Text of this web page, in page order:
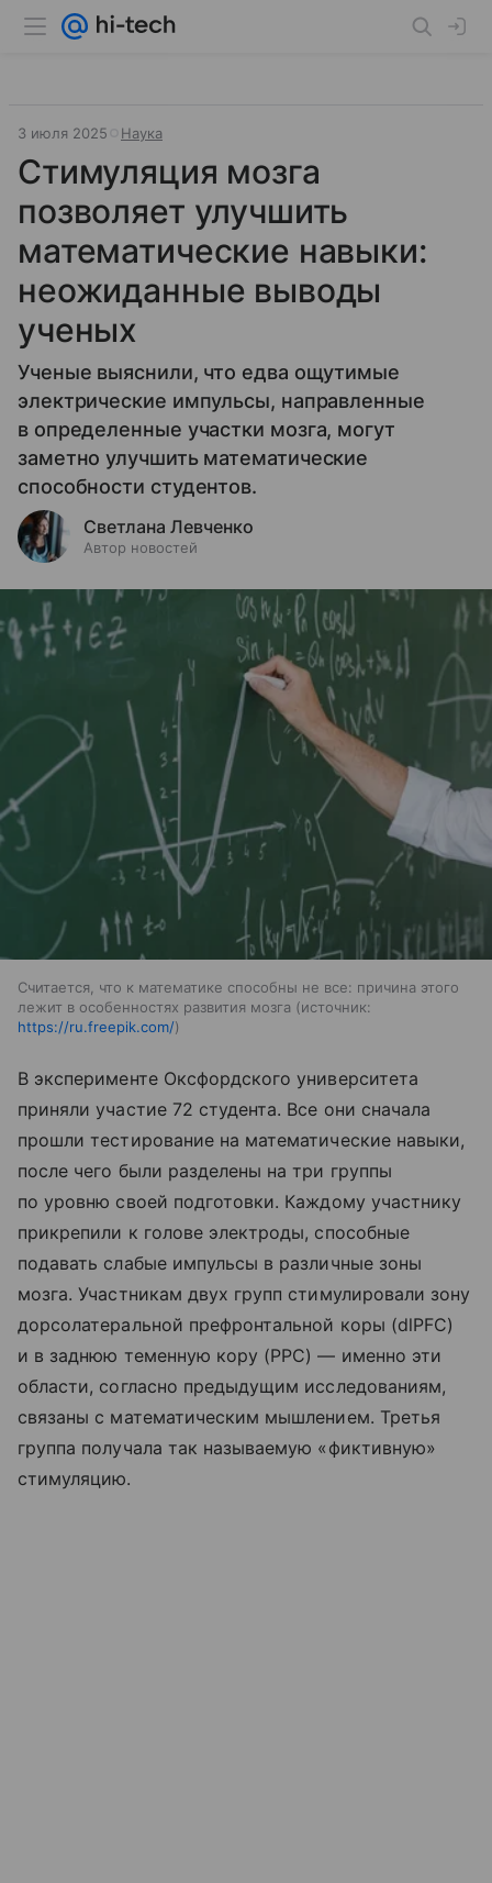
3 июля 2025 Наука
Стимуляция мозга
позволяет улучшить
математические навыки:
неожиданные выводы
ученых
Ученые выяснили, что едва ощутимые
электрические импульсы, направленные
в определенные участки мозга, могут
заметно улучшить математические
способности студентов.
Светлана Левченко
Автор новостей
Считается, что к математике способны не все: причина этого
лежит в особенностях развития мозга
источник:
https://ru.freepik.com/
В эксперименте Оксфордского университета
приняли участие 72 студента. Все они сначала
прошли тестирование на математические навыки,
после чего были разделены на три группы
по уровню своей подготовки. Каждому участнику
прикрепили к голове электроды, способные
подавать слабые импульсы в различные зоны
мозга. Участникам двух групп стимулировали зону
дорсолатеральной префронтальной коры (dlPFC)
и в заднюю теменную кору (PPC) — именно эти
области, согласно предыдущим исследованиям,
связаны с математическим мышлением. Третья
группа получала так называемую «фиктивную»
стимуляцию.